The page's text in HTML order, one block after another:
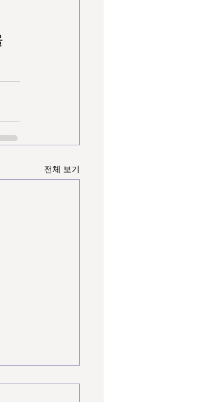
전체 보기